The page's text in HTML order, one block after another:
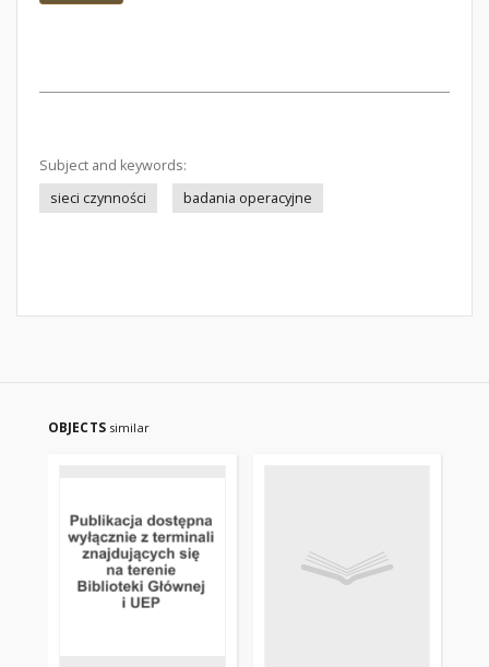
Subject and keywords:
sieci czynności
badania operacyjne
OBJECTS similar